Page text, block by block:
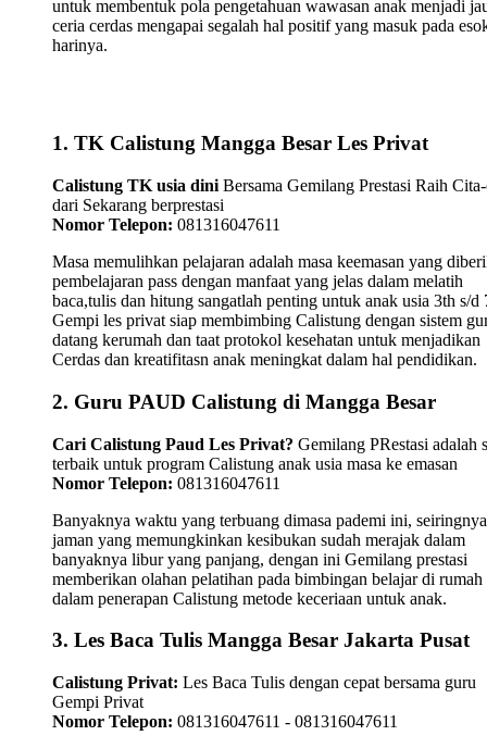
untuk membentuk pola pengetahuan wawasan anak menjadi
ceria cerdas mengapai segalah hal positif yang masuk pada
harinya.
1. TK Calistung Mangga Besar Les Privat
Calistung TK usia dini Bersama Gemilang Prestasi Raih
dari Sekarang berprestasi
Nomor Telepon: 081316047611
Masa memulihkan pelajaran adalah masa keemasan yang
pembelajaran pass dengan manfaat yang jelas dalam melatih
baca,tulis dan hitung sangatlah penting untuk anak usia 3th s/d
Gempi les privat siap membimbing Calistung dengan sistem
datang kerumah dan taat protokol kesehatan untuk menjadikan
Cerdas dan kreatifitasn anak meningkat dalam hal pendidikan.
2. Guru PAUD Calistung di Mangga Besar
Cari Calistung Paud Les Privat? Gemilang PRestasi adalah
terbaik untuk program Calistung anak usia masa ke emasan
Nomor Telepon: 081316047611
Banyaknya waktu yang terbuang dimasa pademi ini, seiringnya
jaman yang memungkinkan kesibukan sudah merajak dalam
banyaknya libur yang panjang, dengan ini Gemilang prestasi
memberikan olahan pelatihan pada bimbingan belajar di rumah
dalam penerapan Calistung metode keceriaan untuk anak.
3. Les Baca Tulis Mangga Besar Jakarta Pusat
Calistung Privat: Les Baca Tulis dengan cepat bersama guru
Gempi Privat
Nomor Telepon: 081316047611 - 081316047611